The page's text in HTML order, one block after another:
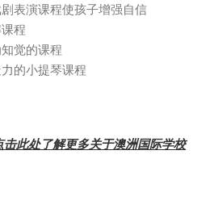
表演课程使孩子增强自信
程
觉的课程
的小提琴课程
击此处了解更多关于澳洲国际学校